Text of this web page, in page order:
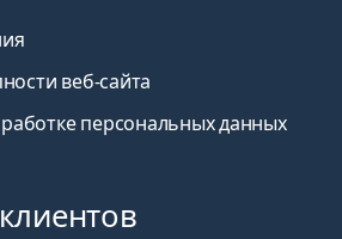
веб-сайта
персональных данных